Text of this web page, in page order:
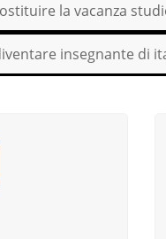
la vacanza
insegnante di